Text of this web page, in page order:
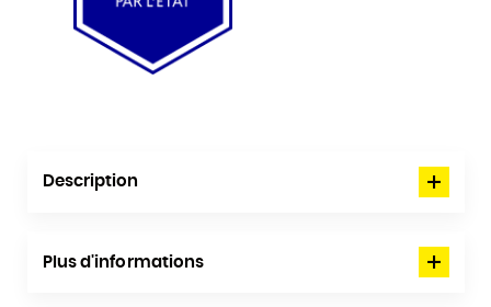
Description
Plus d'informations